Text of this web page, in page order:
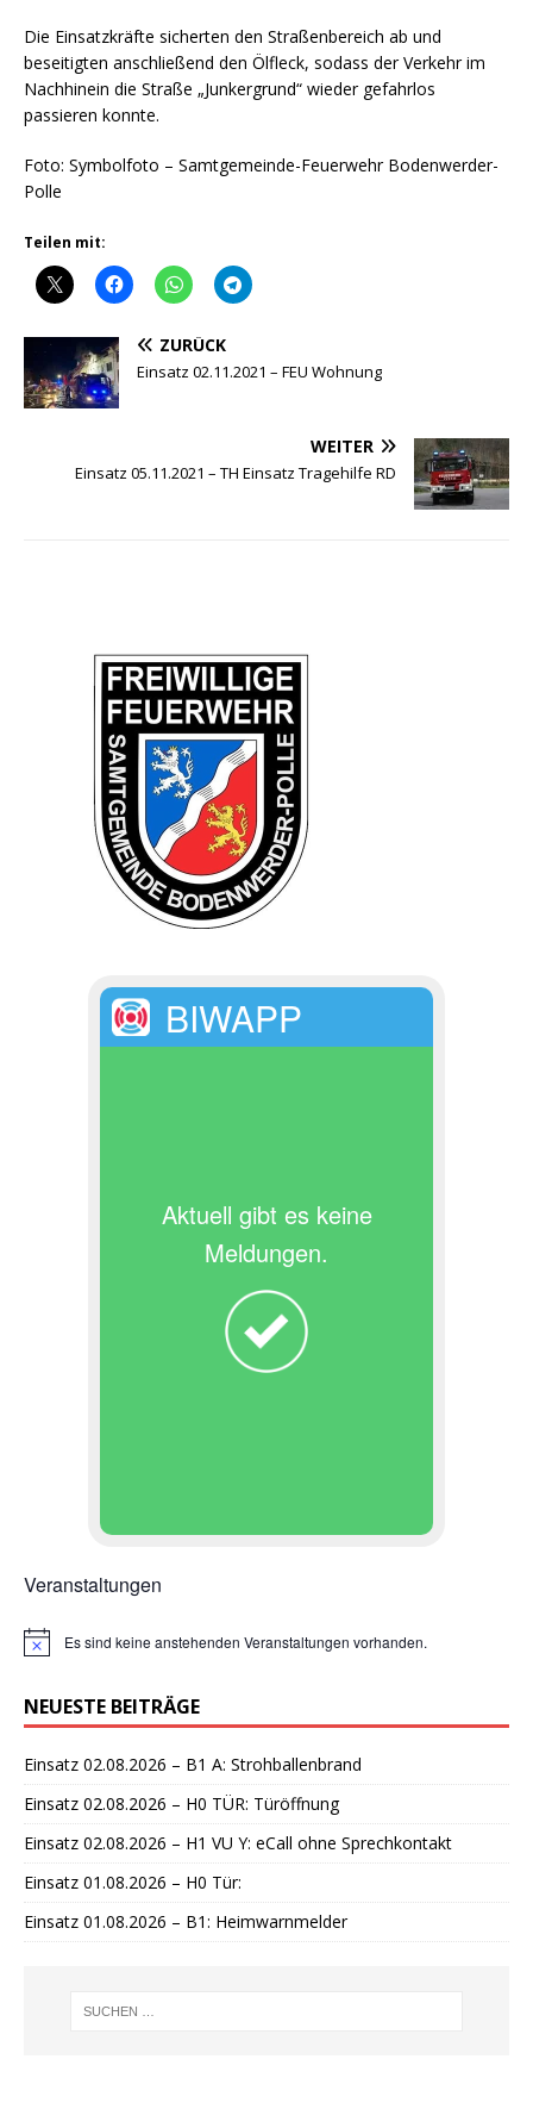
Die Einsatzkräfte sicherten den Straßenbereich ab und
beseitigten anschließend den Ölfleck, sodass der Verkehr im
Nachhinein die Straße „Junkergrund“ wieder gefahrlos
passieren konnte.
Foto: Symbolfoto – Samtgemeinde-Feuerwehr Bodenwerder-
Polle
Teilen mit:
ZURÜCK
Einsatz 02.11.2021 – FEU Wohnung
WEITER
Einsatz 05.11.2021 – TH Einsatz Tragehilfe RD
BIWAPP
Aktuell gibt es keine
Meldungen.
Veranstaltungen
H
w
e
s
Es sind keine anstehenden Veranstaltungen vorhanden.
NEUESTE BEITRÄGE
Einsatz 02.08.2026 – B1 A: Strohballenbrand
Einsatz 02.08.2026 – H0 TÜR: Türöffnung
Einsatz 02.08.2026 – H1 VU Y: eCall ohne Sprechkontakt
Einsatz 01.08.2026 – H0 Tür:
Einsatz 01.08.2026 – B1: Heimwarnmelder